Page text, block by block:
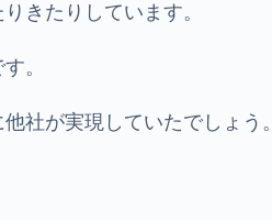
きたりしています。
。
社が実現していたでしょう。